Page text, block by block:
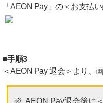
「AEON Pay」の＜お支払
■手順3
＜AEON Pay 退会＞より、
AEON Pay退会後に